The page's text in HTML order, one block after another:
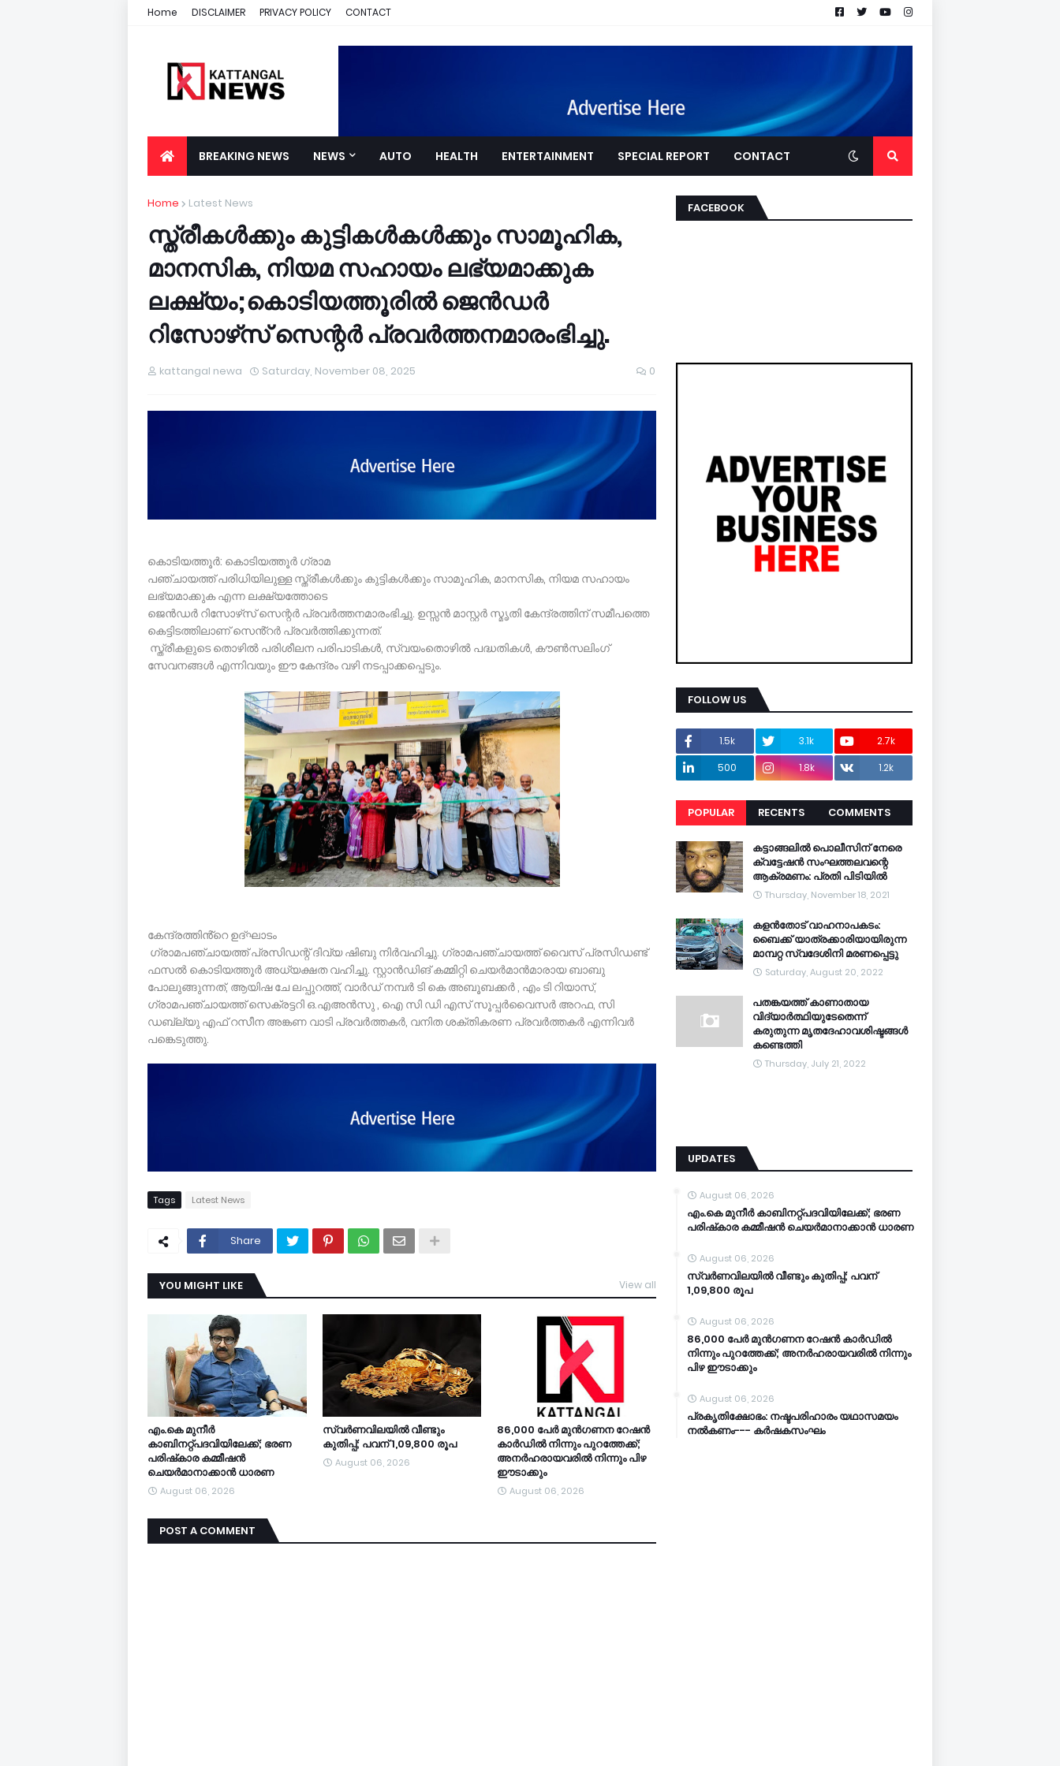
Home DISCLAIMER PRIVACY POLICY CONTACT
BREAKING NEWS NEWS AUTO HEALTH ENTERTAINMENT SPECIAL REPORT CONTACT
Home Latest News
സ്ത്രീകൾക്കും കുട്ടികൾകൾക്കും സാമൂഹിക,
മാനസിക, നിയമ സഹായം ലഭ്യമാക്കുക
ലക്ഷ്യം;കൊടിയത്തൂരിൽ ജെൻഡർ
റിസോഴ്‌സ് സെന്റർ പ്രവർത്തനമാരംഭിച്ചു.
kattangal newa Saturday, November 08, 2025 0
കൊടിയത്തൂർ: കൊടിയത്തൂർ ഗ്രാമ
പഞ്ചായത്ത് പരിധിയിലുള്ള സ്ത്രീകൾക്കും കുട്ടികൾക്കും സാമൂഹിക, മാനസിക, നിയമ സഹായം
ലഭ്യമാക്കുക എന്ന ലക്ഷ്യത്തോടെ
ജെൻഡർ റിസോഴ്‌സ് സെന്റർ പ്രവർത്തനമാരംഭിച്ചു. ഉസ്സൻ മാസ്റ്റർ സ്മൃതി കേന്ദ്രത്തിന് സമീപത്തെ
കെട്ടിടത്തിലാണ് സെൻ്റർ പ്രവർത്തിക്കുന്നത്.
സ്ത്രീകളുടെ തൊഴിൽ പരിശീലന പരിപാടികൾ, സ്വയംതൊഴിൽ പദ്ധതികൾ, കൗൺസലിംഗ്
സേവനങ്ങൾ എന്നിവയും ഈ കേന്ദ്രം വഴി നടപ്പാക്കപ്പെടും.
കേന്ദ്രത്തിൻ്റെ ഉദ്ഘാടം
ഗ്രാമപഞ്ചായത്ത് പ്രസിഡന്റ് ദിവ്യ ഷിബു നിർവഹിച്ചു. ഗ്രാമപഞ്ചായത്ത് വൈസ് പ്രസിഡണ്ട്
ഫസൽ കൊടിയത്തൂർ അധ്യക്ഷത വഹിച്ചു. സ്റ്റാൻഡിങ് കമ്മിറ്റി ചെയർമാൻമാരായ ബാബു
പോലുങ്ങുന്നത്, ആയിഷ ചേ ലപ്പുറത്ത്, വാർഡ് നമ്പർ ടി കെ അബൂബക്കർ , എം ടി റിയാസ്,
ഗ്രാമപഞ്ചായത്ത് സെക്രട്ടറി ഒ.എഅൻസു , ഐ സി ഡി എസ് സൂപ്പർവൈസർ അറഫ, സി
ഡബ്ല്യു എഫ് റസീന അങ്കണ വാടി പ്രവർത്തകർ, വനിത ശക്തികരണ പ്രവർത്തകർ എന്നിവർ
പങ്കെടുത്തു.
Tags Latest News
Share
YOU MIGHT LIKE View all
എം.കെ മുനീര്‍
കാബിനറ്റ്പദവിയിലേക്ക്; ഭരണ
പരിഷ്‌കാര കമ്മീഷന്‍
ചെയര്‍മാനാക്കാന്‍ ധാരണ
August 06, 2026
സ്വർണവിലയിൽ വീണ്ടും
കുതിപ്പ്; പവന് 1,09,800 രൂപ
August 06, 2026
86,000 പേർ മുൻഗണന റേഷൻ
കാർഡിൽ നിന്നും പുറത്തേക്ക്;
അനർഹരായവരിൽ നിന്നും പിഴ
ഈടാക്കും
August 06, 2026
POST A COMMENT
FACEBOOK
FOLLOW US
1.5k 3.1k
2.7k
500
1.8k 1.2k
POPULAR RECENTS
COMMENTS
RECENTS
കട്ടാങ്ങലിൽ പൊലീസിന് നേരെ
ക്വട്ടേഷൻ സംഘത്തലവന്റെ
ആക്രമണം: പ്രതി പിടിയിൽ
Thursday, November 18, 2021
കളൻതോട് വാഹനാപകടം:
ബൈക്ക് യാത്രക്കാരിയായിരുന്ന
മാമ്പറ്റ സ്വദേശിനി മരണപ്പെട്ടു
Saturday, August 20, 2022
പതങ്കയത്ത് കാണാതായ
വിദ്യാർത്ഥിയുടേതെന്ന്
കരുതുന്ന മൃതദേഹാവശിഷ്ടങ്ങൾ
കണ്ടെത്തി
Thursday, July 21, 2022
UPDATES
August 06, 2026
എം.കെ മുനീര്‍ കാബിനറ്റ്പദവിയിലേക്ക്; ഭരണ
പരിഷ്‌കാര കമ്മീഷന്‍ ചെയര്‍മാനാക്കാന്‍ ധാരണ
August 06, 2026
സ്വർണവിലയിൽ വീണ്ടും കുതിപ്പ്; പവന്
1,09,800 രൂപ
August 06, 2026
86,000 പേർ മുൻഗണന റേഷൻ കാർഡിൽ
നിന്നും പുറത്തേക്ക്; അനർഹരായവരിൽ നിന്നും
പിഴ ഈടാക്കും
August 06, 2026
പ്രകൃതിക്ഷോഭം: നഷ്ടപരിഹാരം യഥാസമയം
നൽകണം--- കർഷകസംഘം